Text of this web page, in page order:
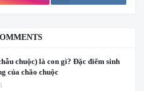
chuộc) là con gì? Đặc điểm sinh
của chão chuộc